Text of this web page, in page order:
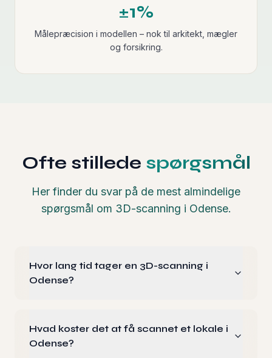
±1%
Målepræcision i modellen – nok til arkitekt, mægler
og forsikring.
Ofte stillede spørgsmål
Her finder du svar på de mest almindelige
spørgsmål om 3D-scanning i Odense.
Hvor lang tid tager en 3D-scanning i
Odense?
Hvad koster det at få scannet et lokale i
Odense?